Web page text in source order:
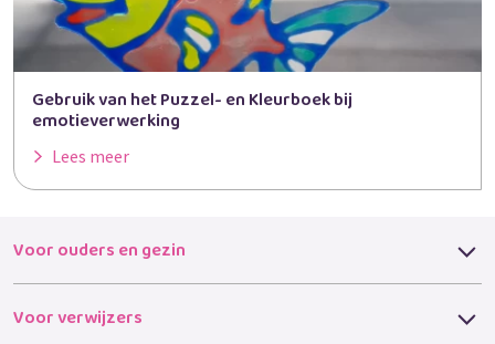
Gebruik van het Puzzel- en Kleurboek bij
emotieverwerking
Lees meer
Voor ouders en gezin
Voor verwijzers